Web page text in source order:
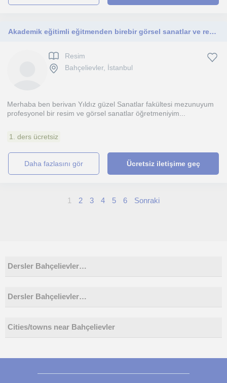
Akademik eğitimli eğitmenden birebir görsel sanatlar ve resim dersleri
Resim
Bahçelievler, İstanbul
Merhaba ben berivan Yıldız güzel Sanatlar fakültesi mezunuyum
profesyonel bir resim ve görsel sanatlar öğretmeniyim...
1. ders ücretsiz
daha fazlasını gör Ücretsiz iletişime geç
1 2 3 4 5 6 Sonraki
Dersler Bahçelievler…
Dersler Bahçelievler…
Cities/towns near Bahçelievler